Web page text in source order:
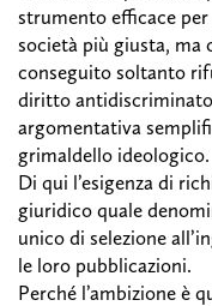
strumento efficace
società più giusta, ma
conseguito soltanto
diritto
argomentativa
grimaldello ideologico.
Di qui l’esigenza di
giuridico quale
unico di selezione
le loro pubblicazioni.
Perché l’ambizione è